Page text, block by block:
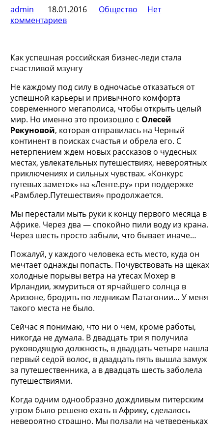
admin
18.01.2016 Общество
Нет
комментариев
Как успешная российская бизнес-леди стала
счастливой мзунгу
Не каждому под силу в одночасье отказаться от
успешной карьеры и привычного комфорта
современного мегаполиса, чтобы открыть целый
мир. Но именно это произошло с Олесей
Рекуновой, которая отправилась на Черный
континент в поисках счастья и обрела его. С
нетерпением ждем новых рассказов о чудесных
местах, увлекательных путешествиях, невероятных
приключениях и сильных чувствах. «Конкурс
путевых заметок» на «Ленте.ру» при поддержке
«Рамблер.Путешествия» продолжается.
Мы перестали мыть руки к концу первого месяца в
Африке. Через два — спокойно пили воду из крана.
Через шесть просто забыли, что бывает иначе…
Пожалуй, у каждого человека есть место, куда он
мечтает однажды попасть. Почувствовать на щеках
холодные порывы ветра на утесах Мохер в
Ирландии, жмуриться от ярчайшего солнца в
Аризоне, бродить по ледникам Патагонии… У меня
такого места не было.
Сейчас я понимаю, что ни о чем, кроме работы,
никогда не думала. В двадцать три я получила
руководящую должность, в двадцать четыре нашла
первый седой волос, в двадцать пять вышла замуж
за путешественника, а в двадцать шесть заболела
путешествиями.
Когда одним однообразно дождливым питерским
утром было решено ехать в Африку, сделалось
невероятно страшно. Мы ползали на четвереньках